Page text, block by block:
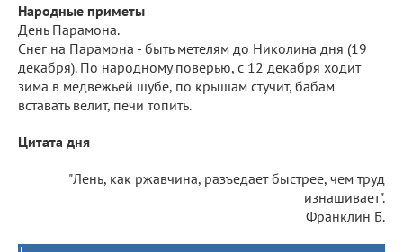
Народные приметы
День Парамона.
Снег на Парамона - быть метелям до Николина дня (19
декабря). По народному поверью, с 12 декабря ходит
зима в медвежьей шубе, по крышам стучит, бабам
вставать велит, печи топить.
Цитата дня
"Лень, как ржавчина, разъедает быстрее, чем труд
изнашивает".
Франклин Б.